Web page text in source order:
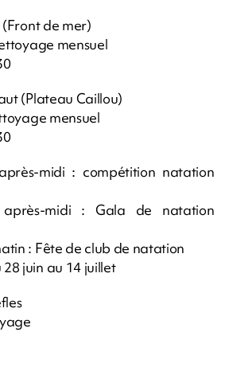
(Front de mer)
mensuel
(Plateau Caillou)
mensuel
midi : compétition natation
midi : Gala de natation
: Fête de club de natation
juin au 14 juillet